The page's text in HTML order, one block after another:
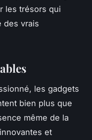
les trésors qui
des vrais
les gadgets
bien plus que
même de la
et